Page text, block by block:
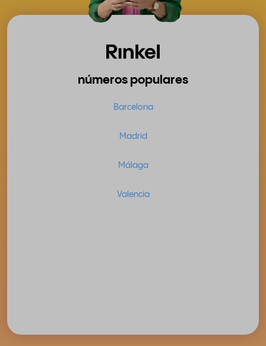
números populares
Barcelona
Madrid
Málaga
Valencia